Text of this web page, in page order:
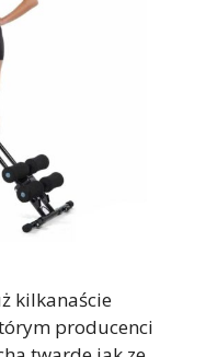
kilkanaście
producenci